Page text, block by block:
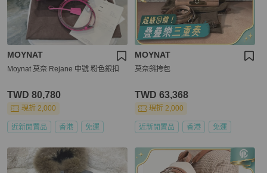
MOYNAT
Moynat 莫奈 Rejane 中號 粉色銀扣
TWD 80,780
現折 2,000
近新閒置品 香港 免運
MOYNAT
莫奈斜挎包
TWD 63,368
現折 2,000
近新閒置品 香港 免運